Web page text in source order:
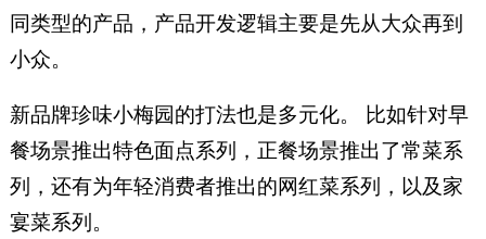
同类型的产品，产品开发逻辑主要是先从大众再到
小众。
新品牌珍味小梅园的打法也是多元化。 比如针对早
餐场景推出特色面点系列，正餐场景推出了常菜系
列，还有为年轻消费者推出的网红菜系列，以及家
宴菜系列。